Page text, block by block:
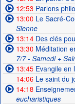
12:53 Parlons philo
13:00 Le Sacré-
Sienne
13:14Des clés
13:30 Méditation
7/7 - Samedi +
13:45Evangile en
14:06Le saint du
14:18
eucharistiques